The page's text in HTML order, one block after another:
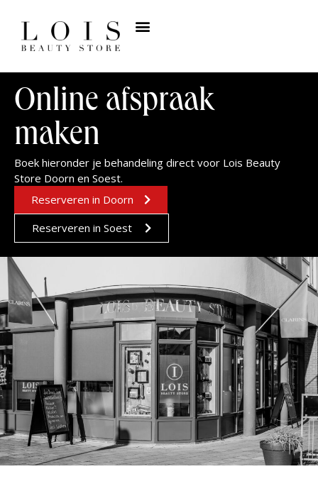
Online afspraak
maken
Boek hieronder je behandeling direct voor Lois Beauty
Store Doorn en Soest.
Reserveren in Doorn
Reserveren in Soest